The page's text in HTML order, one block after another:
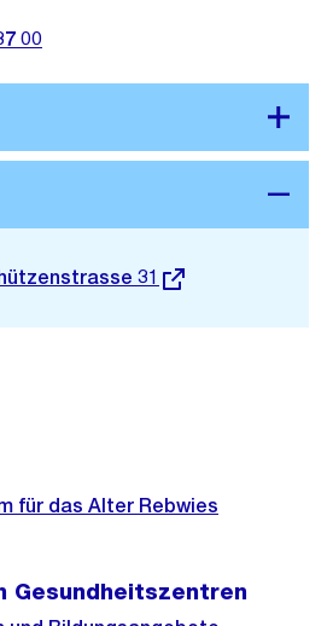
31
00
für das Alter Rebwies
Gesundheitszentren